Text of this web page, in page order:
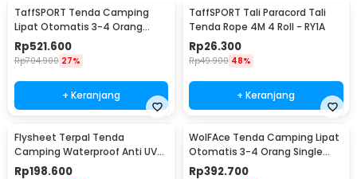
TaffSPORT Tenda Camping
Lipat Otomatis 3-4 Orang
Double Layer - SH-800
Rp521.600
Rp704.900 27%
+ Keranjang
TaffSPORT Tali Paracord Tali
Tenda Rope 4M 4 Roll - RY1A
Rp26.300
Rp49.900 48%
+ Keranjang
Flysheet Terpal Tenda
Camping Waterproof Anti UV
3x3M - SF-010
Rp198.600
WolFAce Tenda Camping Lipat
Otomatis 3-4 Orang Single
Layer Waterproof - SH-350
Rp392.700